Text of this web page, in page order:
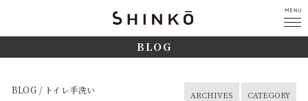
BLOG
BLOG / トイレ手洗い CATEGORY
ARCHIVES